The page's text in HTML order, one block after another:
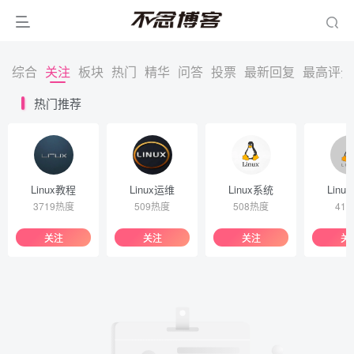
综合 关注 板块 热门 精华 问答 投票 最新回复 最高评分
热门推荐
Linux教程
3719热度
关注
Linux运维
509热度
关注
Linux系统
508热度
关注
41
关